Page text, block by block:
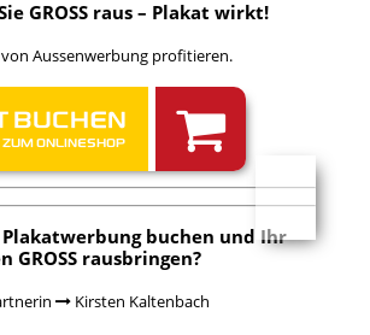
GROSS raus – Plakat wirkt!
Aussenwerbung profitieren.
BUCHEN
ZUM ONLINESHOP
buchen und Ihr
GROSS rausbringen?
Kirsten Kaltenbach